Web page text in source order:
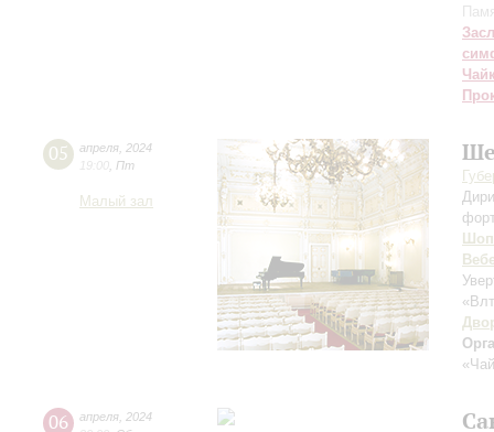
05 апреля 2024
19:00 Пт
Малый зал
06 апреля 2024